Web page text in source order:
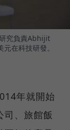
究負責Abhijit
在科技研發。
年就開始
司、旅館飯